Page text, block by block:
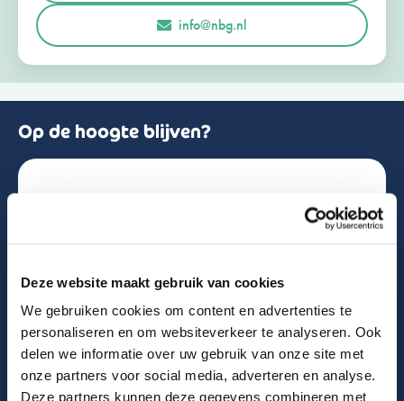
Deze website maakt gebruik van cookies
We gebruiken cookies om content en advertenties te
personaliseren en om websiteverkeer te analyseren. Ook
delen we informatie over uw gebruik van onze site met
onze partners voor social media, adverteren en analyse.
Deze partners kunnen deze gegevens combineren met
r
a
1
Opmerkingen of vragen
info@nbg.nl
Op de hoogte blijven?
Schrijf je in voor de nieuwsbrief!
Email